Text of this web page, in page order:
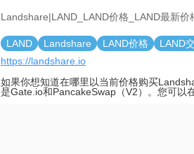
Landshare|LAND_LAND价格_LAND最新价
LAND Landshare LAND价格 LAND
https://landshare.io
如果你想知道在哪里以当前价格购买
是Gate.io和PancakeSwap（V2）。您可以